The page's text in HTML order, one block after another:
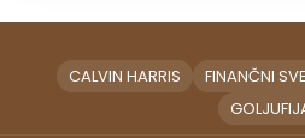
CALVIN HARRIS FINANČNI